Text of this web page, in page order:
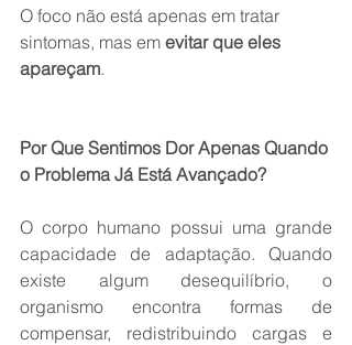
O foco não está apenas em tratar
sintomas, mas em evitar que eles
apareçam.
Por Que Sentimos Dor Apenas Quando
o Problema Já Está Avançado?
O corpo humano possui uma grande
capacidade de adaptação. Quando
existe algum desequilíbrio, o
organismo encontra formas de
compensar, redistribuindo cargas e